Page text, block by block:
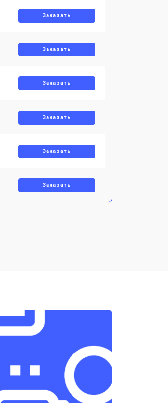
Заказать
Заказать
Заказать
Заказать
Заказать
Заказать
Заказать
Заказать